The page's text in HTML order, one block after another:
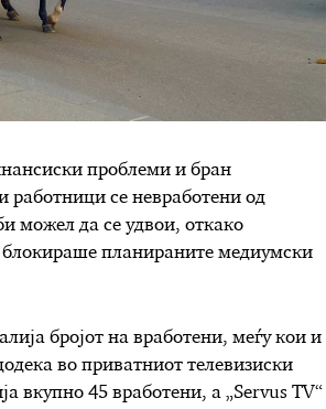
проблеми и бран
се невработени од
можел да се удвои, откако
планираните медиумски
бројот на вработени, меѓу кои и
во приватниот телевизиски
вкупно 45 вработени, а „Servus TV“